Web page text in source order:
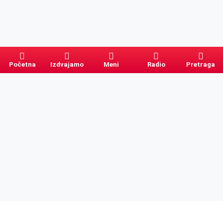
Početna Izdvajamo Meni Radio Pretraga